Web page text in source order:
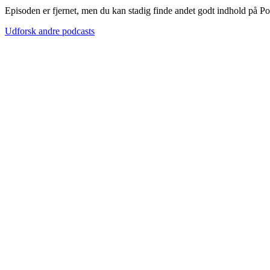
Episoden er fjernet, men du kan stadig finde andet godt indhold på
Udforsk andre podcasts